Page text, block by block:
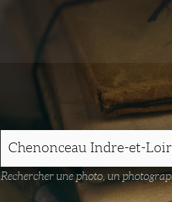
Rechercher une photo, un